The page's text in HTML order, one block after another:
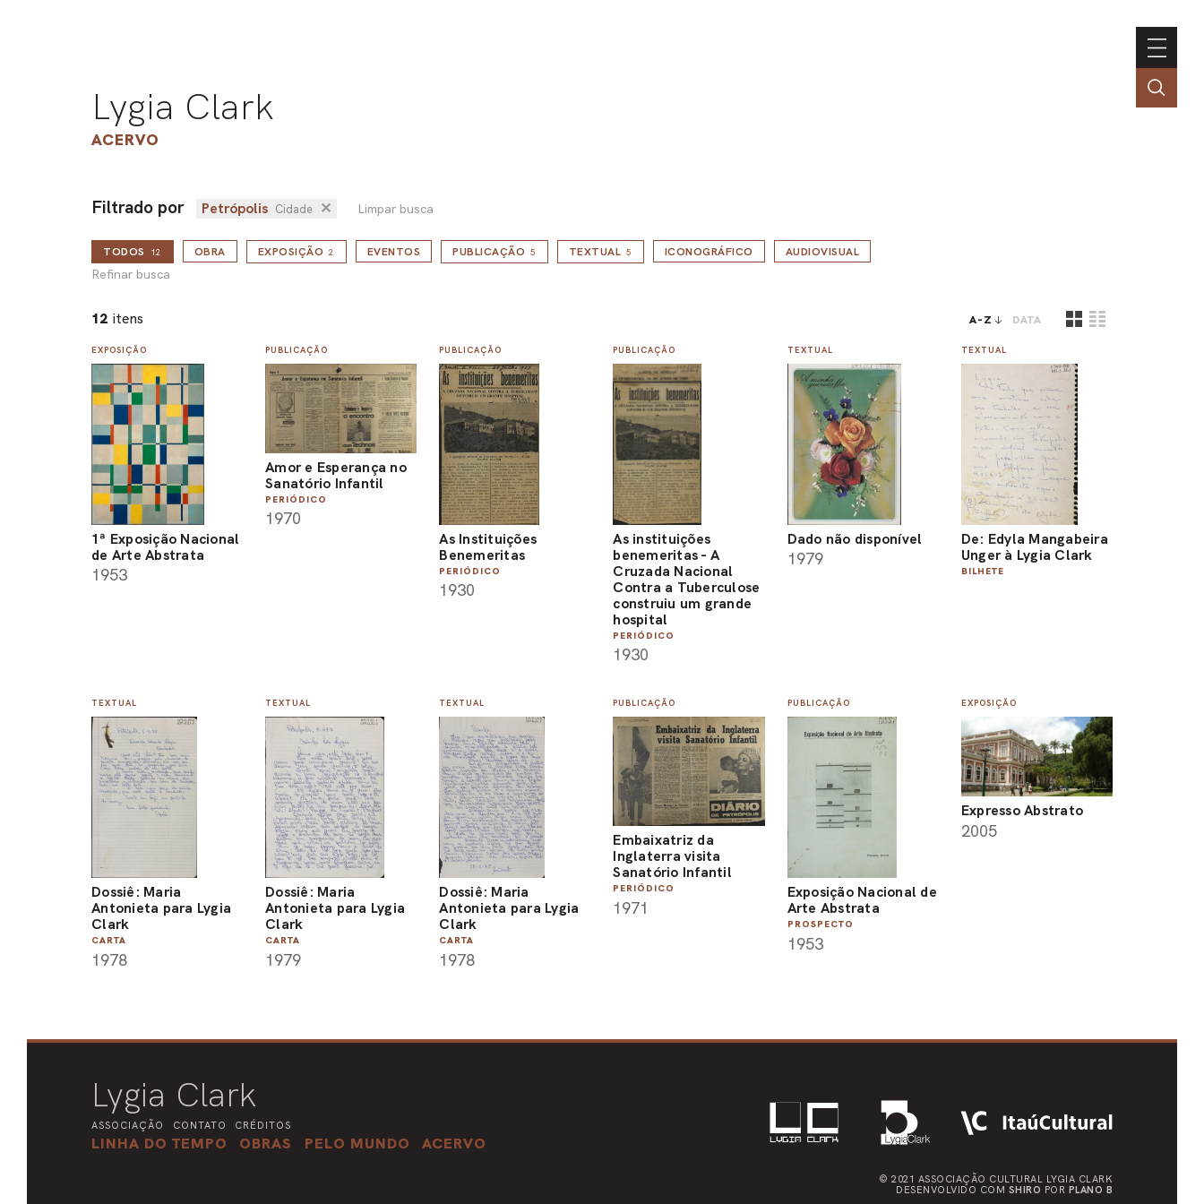
Lygia Clark
ACERVO
Filtrado por Petrópolis Cidade ✕ Limpar busca
TODOS 12
Refinar busca
OBRA EXPOSIÇÃO 2 EVENTOS PUBLICAÇÃO 5 TEXTUAL 5 ICONOGRÁFICO AUDIOVISUAL
12 itens A-Z DATA
EXPOSIÇÃO
1ª Exposição Nacional
de Arte Abstrata
1953
PUBLICAÇÃO
Amor e Esperança no
Sanatório Infantil
PERIÓDICO
1970
PUBLICAÇÃO
As Instituições
Benemeritas
PERIÓDICO
1930
PUBLICAÇÃO
As instituições
benemeritas - A
Cruzada Nacional
Contra a Tuberculose
construiu um grande
hospital
PERIÓDICO
1930
TEXTUAL
Dado não disponível
1979
TEXTUAL
De: Edyla Mangabeira
Unger à Lygia Clark
BILHETE
TEXTUAL
Dossiê: Maria
Antonieta para Lygia
Clark
CARTA
1978
TEXTUAL
Dossiê: Maria
Antonieta para Lygia
Clark
CARTA
1979
TEXTUAL
Dossiê: Maria
Antonieta para Lygia
Clark
CARTA
1978
PUBLICAÇÃO
Embaixatriz da
Inglaterra visita
Sanatório Infantil
PERIÓDICO
1971
PUBLICAÇÃO
Exposição Nacional de
Arte Abstrata
PROSPECTO
1953
EXPOSIÇÃO
Expresso Abstrato
2005
Lygia Clark
ASSOCIAÇÃO CONTATO CRÉDITOS
LINHA DO TEMPO OBRAS PELO MUNDO ACERVO
© 2021 ASSOCIAÇÃO CULTURAL LYGIA CLARK
DESENVOLVIDO COM SHIRO POR PLANO B